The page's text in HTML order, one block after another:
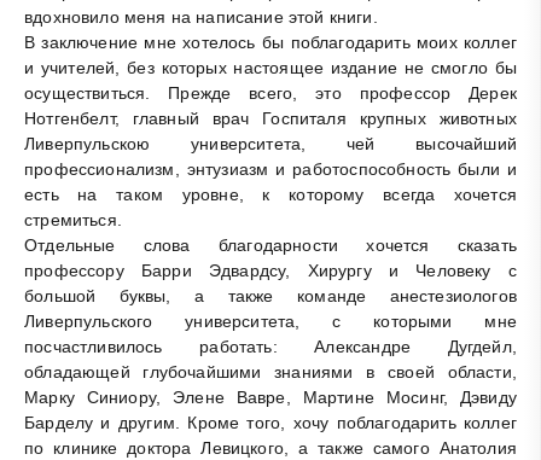
вдохновило меня на написание этой книги.
В заключение мне хотелось бы поблагодарить моих коллег
и учителей, без которых настоящее издание не смогло бы
осуществиться. Прежде всего, это профессор Дерек
Нотгенбелт, главный врач Госпиталя крупных животных
Ливерпульскою университета, чей высочайший
профессионализм, энтузиазм и работоспособность были и
есть на таком уровне, к которому всегда хочется
стремиться.
Отдельные слова благодарности хочется сказать
профессору Барри Эдвардсу, Хирургу и Человеку с
большой буквы, а также команде анестезиологов
Ливерпульского университета, с которыми мне
посчастливилось работать: Александре Дугдейл,
обладающей глубочайшими знаниями в своей области,
Марку Синиору, Элене Вавре, Мартине Мосинг, Дэвиду
Барделу и другим. Кроме того, хочу поблагодарить коллег
по клинике доктора Левицкого, а также самого Анатолия